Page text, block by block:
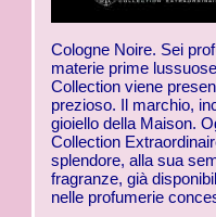
Cologne Noire. Sei
materie prime
Collection viene
prezioso. Il marchio,
gioiello della Maison.
Collection
splendore, alla sua
fragranze, già
nelle profumerie